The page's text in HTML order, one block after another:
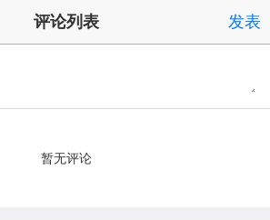
评论列表 发表
暂无评论